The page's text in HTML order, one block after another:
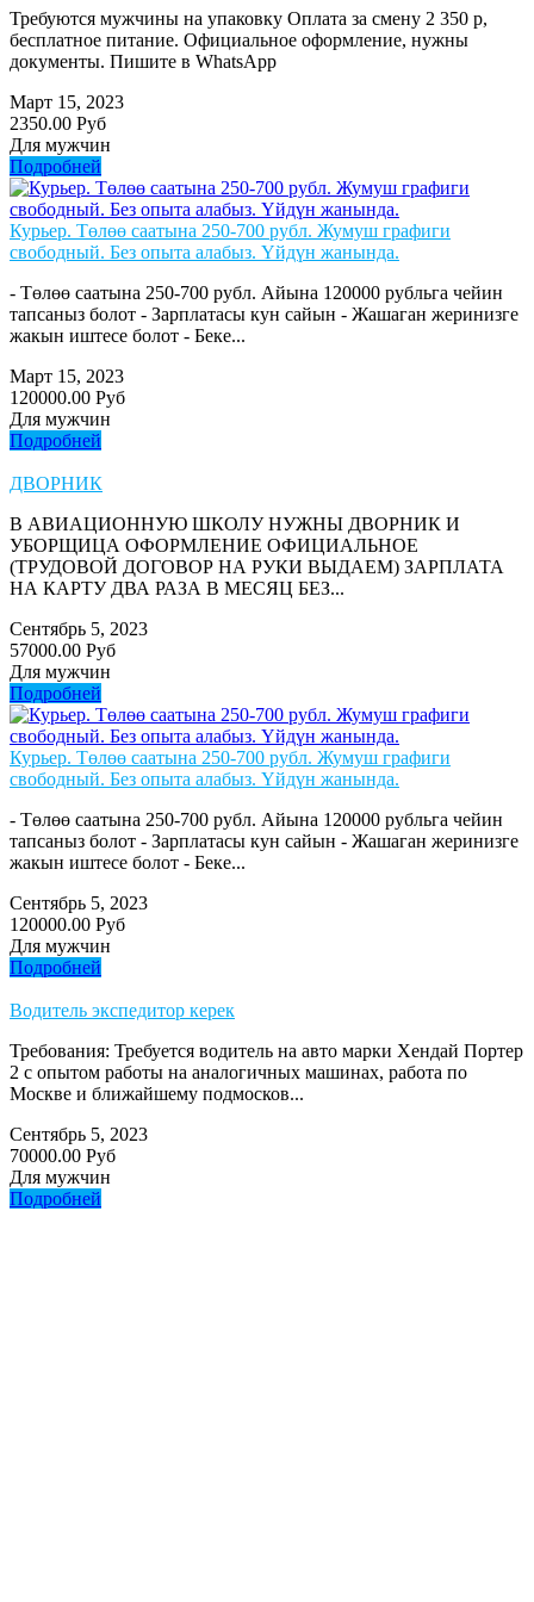
Требуются мужчины на упаковку Оплата за смену 2 350 р,
бесплатное питание. Официальное оформление, нужны
документы. Пишите в WhatsApp
Март 15, 2023
2350.00 Руб
Для мужчин
Подробней
Курьер. Төлөө саатына 250-700 рубл. Жумуш графиги
свободный. Без опыта алабыз. Үйдүн жанында.
- Төлөө саатына 250-700 рубл. Айына 120000 рубльга чейин
тапсаныз болот - Зарплатасы кун сайын - Жашаган жеринизге
жакын иштесе болот - Беке...
Март 15, 2023
120000.00 Руб
Для мужчин
Подробней
ДВОРНИК
В АВИАЦИОННУЮ ШКОЛУ НУЖНЫ ДВОРНИК И
УБОРЩИЦА ОФОРМЛЕНИЕ ОФИЦИАЛЬНОЕ
(ТРУДОВОЙ ДОГОВОР НА РУКИ ВЫДАЕМ) ЗАРПЛАТА
НА КАРТУ ДВА РАЗА В МЕСЯЦ БЕЗ...
Сентябрь 5, 2023
57000.00 Руб
Для мужчин
Подробней
Курьер. Төлөө саатына 250-700 рубл. Жумуш графиги
свободный. Без опыта алабыз. Үйдүн жанында.
- Төлөө саатына 250-700 рубл. Айына 120000 рубльга чейин
тапсаныз болот - Зарплатасы кун сайын - Жашаган жеринизге
жакын иштесе болот - Беке...
Сентябрь 5, 2023
120000.00 Руб
Для мужчин
Подробней
Водитель экспедитор керек
Требования: Требуется водитель на авто марки Хендай Портер
2 с опытом работы на аналогичных машинах, работа по
Москве и ближайшему подмосков...
Сентябрь 5, 2023
70000.00 Руб
Для мужчин
Подробней